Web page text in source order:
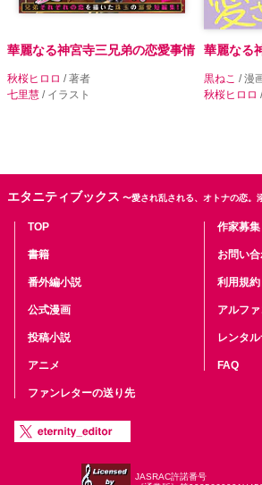
華麗なる神宮寺三兄弟の恋愛事情
秋桜ヒロロ / 著者
七里慧 / イラスト
華麗なる
黒ねこ / 漫
秋桜ヒロロ
エタニティブックス 〜愛され乱される、オトナの恋。
TOP
書籍
番外編小説
公式漫画
投稿小説
アニメ
ファンレターの送り先
作家募集
お問い
利用規約
アルフ
レンタ
FAQ
JASRAC許諾番号